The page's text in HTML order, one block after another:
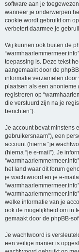
software aan je
wanneer je onderwerpen
cookie wordt gebruikt om
verbetert daarmee je
Wij kunnen ook buiten de
toepassing is. Deze tekst
aangemaakt door de
informatie verzamelen
plaatsen als een anonieme
registreren op
die verstuurd zijn na je
berichten”).
Je account bevat minstens
gebruikersnaam”), een
account (hierna “je
(hierna “je e-mail”). Je
het land waar dit forum
je wachtwoord en je e-
welke informatie van je
ook de mogelijkheid om in
gemaakt door de phpBB-
Je wachtwoord is
een veilige manier is